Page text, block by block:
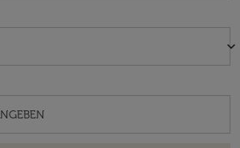
keyboard_arrow_down